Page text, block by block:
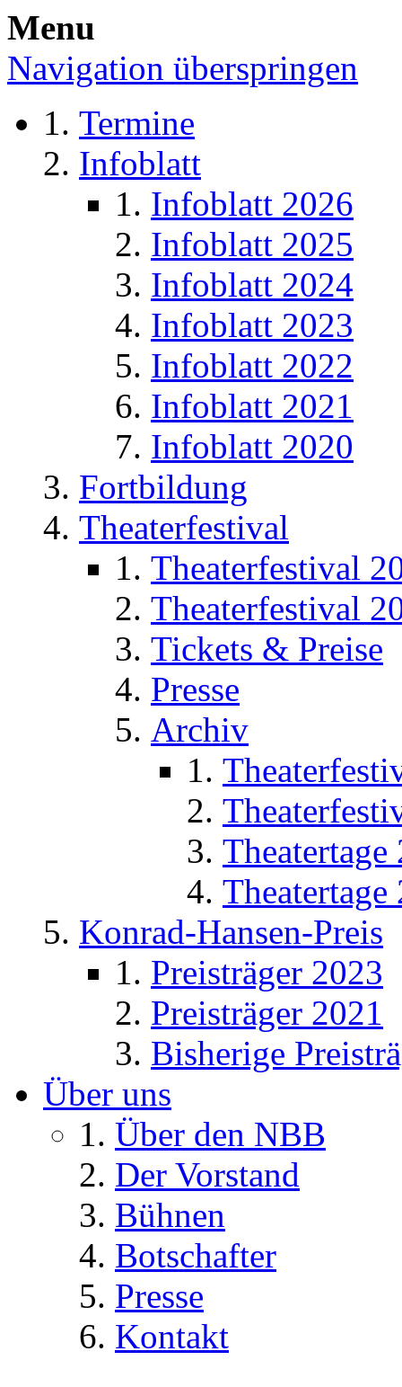
Menu
Navigation überspringen
Termine
Infoblatt
Infoblatt 2026
Infoblatt 2025
Infoblatt 2024
Infoblatt 2023
Infoblatt 2022
Infoblatt 2021
Infoblatt 2020
Fortbildung
Theaterfestival
Theaterfestival
Theaterfestival
Tickets & Preise
Presse
Archiv
Theatertage
Theatertage
Konrad-Hansen-Preis
Preisträger 2023
Preisträger 2021
Bisherige
Über uns
Über den NBB
Der Vorstand
Bühnen
Botschafter
Presse
Kontakt